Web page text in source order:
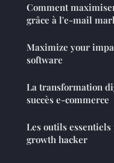
Comment
grâce à l'e-mail
Maximize your
software
La transformation
succès e-commerce
Les outils
growth hacker